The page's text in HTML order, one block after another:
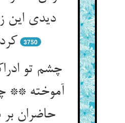
دیدی این
3750
چشم تو
آموخته **